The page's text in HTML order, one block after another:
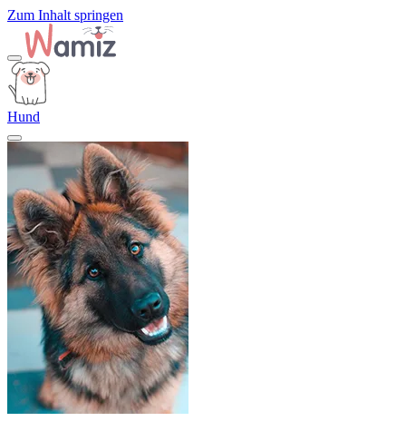
Zum Inhalt springen
Hund